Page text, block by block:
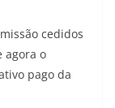
cedidos
agora o
pago da